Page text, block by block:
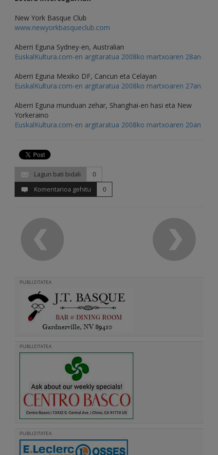
New York Basque Club
www.newyorkbasqueclub.com
Aberri Eguna Sydney-en, Australian
EuskalKultura.com-en argitaratua 2008ko martxoaren 28an
Aberri Eguna Mexiko DF, Cancun eta Celayan
EuskalKultura.com-en argitaratua 2008ko martxoaren 27an
Aberri Eguna munduan zehar, Shanghai-en hasi eta New
Yorkeraino
EuskalKultura.com-en argitaratua 2008ko martxoaren 20an
Lagun bati bidali
0
Komentarioa gehitu
0
PUBLIZITATEA
PUBLIZITATEA
PUBLIZITATEA